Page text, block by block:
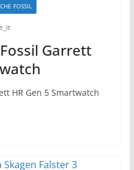
FOSSIL
Garrett
HR Gen 5 Smartwatch